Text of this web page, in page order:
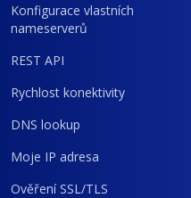
Konfigurace vlastních
nameserverů
REST API
Rychlost konektivity
DNS lookup
Moje IP adresa
Ověření SSL/TLS